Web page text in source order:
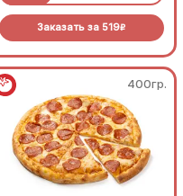
Заказать за 519R
400гр.